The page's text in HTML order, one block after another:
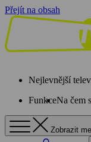
Přejít na obsah
Nejlevnější
FunkceNa čem
Zobrazit